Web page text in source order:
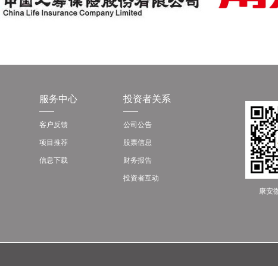
服务中心
客户反馈
项目推荐
信息下载
投资者关系
公司公告
股票信息
财务报告
投资者互动
康安